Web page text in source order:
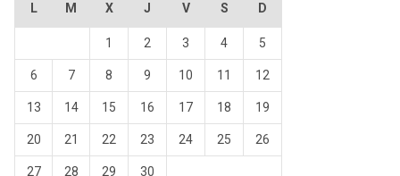
L M X J V S D
1 2 3 4 5
6 7 8 9 10 11 12
13 14 15 16 17 18 19
20 21 22 23 24 25 26
27 28 29 30